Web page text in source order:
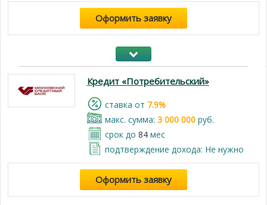
Оформить заявку
Кредит «Потребительский»
cтавка от 7.9%
макс. сумма: 3 000 000руб.
срок до 84мес
подтверждение дохода: Не нужно
Оформить заявку